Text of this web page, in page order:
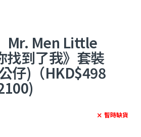
Mr. Men Little
找到了我》套裝
仔)（HKD$498
暫時缺貨